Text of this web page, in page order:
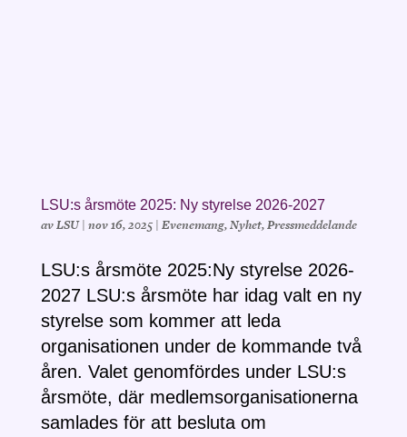
LSU:s årsmöte 2025: Ny styrelse 2026-2027
avLSU| nov 16, 2025| Evenemang,Nyhet,Pressmeddelande
LSU:s årsmöte 2025:Ny styrelse 2026-
2027 LSU:s årsmöte har idag valt en ny
styrelse som kommer att leda
organisationen under de kommande två
åren. Valet genomfördes under LSU:s
årsmöte, där medlemsorganisationerna
samlades för att besluta om